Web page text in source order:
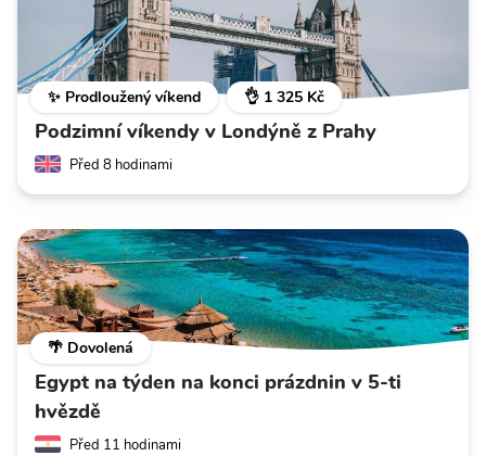
✨ Prodloužený víkend 👌 1 325 Kč
Podzimní víkendy v Londýně z Prahy
Před 8 hodinami
🌴 Dovolená
Egypt na týden na konci prázdnin v 5-ti
hvězdě
Před 11 hodinami